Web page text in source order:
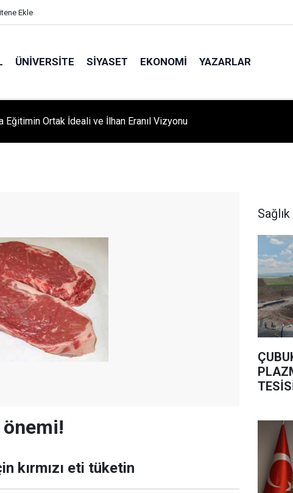
Ekle
ÜNIVERSITE SIYASET EKONOMI YAZARLAR
‘YAZA MERHABA’ COŞKUSU: Kursiyerler Gönüllerince Eğlendi!
önemi!
kırmızı eti tüketin
Sağlık